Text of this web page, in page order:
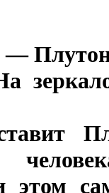
—
этом